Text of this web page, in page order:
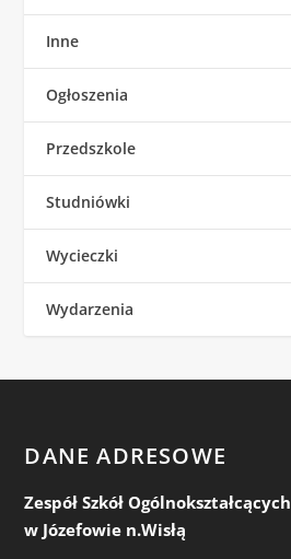
Inne
Ogłoszenia
Przedszkole
Studniówki
Wycieczki
Wydarzenia
DANE ADRESOWE
Zespół Szkół Ogólnokształcących
w Józefowie n.Wisłą